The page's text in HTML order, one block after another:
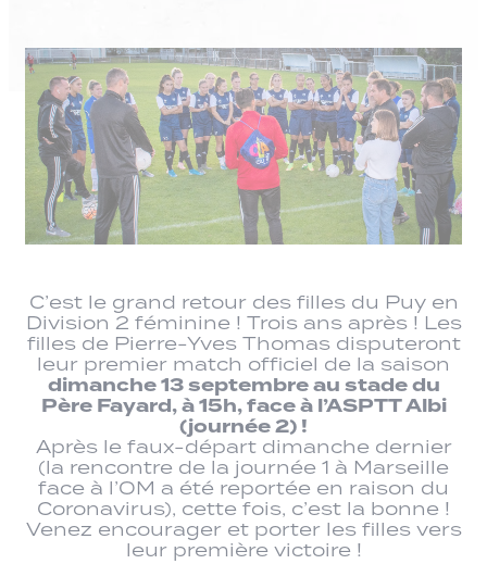
C’est le grand retour des filles du Puy en
Division 2 féminine ! Trois ans après ! Les
filles de Pierre-Yves Thomas disputeront
leur premier match officiel de la saison
dimanche 13 septembre au stade du
Père Fayard, à 15h, face à l’ASPTT Albi
(journée 2) !
Après le faux-départ dimanche dernier
(la rencontre de la journée 1 à Marseille
face à l’OM a été reportée en raison du
Coronavirus), cette fois, c’est la bonne !
Venez encourager et porter les filles vers
leur première victoire !